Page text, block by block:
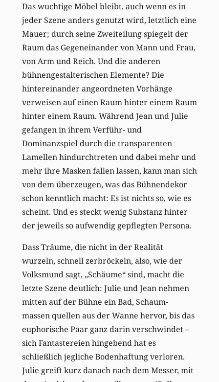
Das wuchtige Möbel bleibt, auch wenn es in
jeder Szene anders genutzt wird, letztlich eine
Mauer; durch seine Zweiteilung spiegelt der
Raum das Gegeneinander von Mann und Frau,
von Arm und Reich. Und die anderen
bühnengestalterischen Elemente? Die
hintereinander angeordneten Vorhänge
verweisen auf einen Raum hinter einem Raum
hinter einem Raum. Während Jean und Julie
gefangen in ihrem Verführ- und
Dominanzspiel durch die transparenten
Lamellen hindurchtreten und dabei mehr und
mehr ihre Masken fallen lassen, kann man sich
von dem überzeugen, was das Bühnendekor
schon kenntlich macht: Es ist nichts so, wie es
scheint. Und es steckt wenig Substanz hinter
der jeweils so aufwendig gepflegten Persona.
Dass Träume, die nicht in der Realität
wurzeln, schnell zerbröckeln, also, wie der
Volksmund sagt, „Schäume“ sind, macht die
letzte Szene deutlich: Julie und Jean nehmen
mitten auf der Bühne ein Bad, Schaum-
massen quellen aus der Wanne hervor, bis das
euphorische Paar ganz darin verschwindet –
sich Fantastereien hingebend hat es
schließlich jegliche Bodenhaftung verloren.
Julie greift kurz danach nach dem Messer, mit